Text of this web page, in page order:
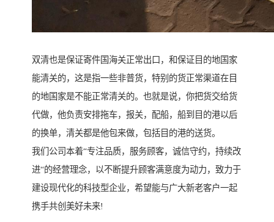
双清也是保证寄件国海关正常出口，和保证目的地国家
能清关的，这是指一些非普货，特别的货正常渠道在目
的地国家是不能正常清关的。也就是说，你把货交给货
代做，他负责安排拖车，报关，配船，船到目的港以后
的换单，清关都是他包来做，包括目的港的送货。
我们公司本着“专注品质，服务顾客，诚信守约，持续改
进“的经营理念，以不断提升顾客满意度为动力，致力于
建设现代化的科技型企业，希望能与广大新老客户一起
携手共创美好未来!